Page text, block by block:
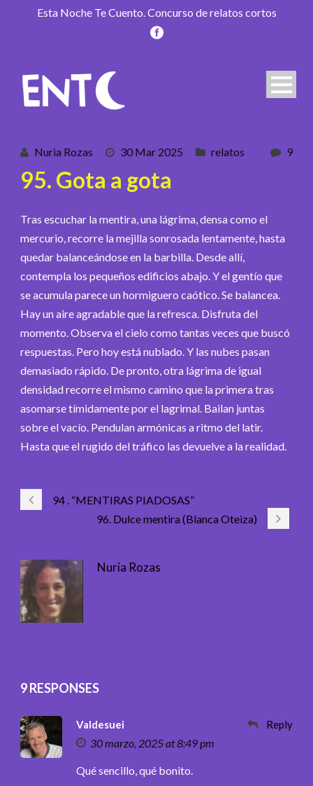
Esta Noche Te Cuento. Concurso de relatos cortos
Nuria Rozas 30 Mar 2025 relatos 9
95. Gota a gota
Tras escuchar la mentira, una lágrima, densa como el
mercurio, recorre la mejilla sonrosada lentamente, hasta
quedar balanceándose en la barbilla. Desde allí,
contempla los pequeños edificios abajo. Y el gentío que
se acumula parece un hormiguero caótico. Se balancea.
Hay un aire agradable que la refresca. Disfruta del
momento. Observa el cielo como tantas veces que buscó
respuestas. Pero hoy está nublado. Y las nubes pasan
demasiado rápido. De pronto, otra lágrima de igual
densidad recorre el mismo camino que la primera tras
asomarse tímidamente por el lagrimal. Bailan juntas
sobre el vacío. Pendulan armónicas a ritmo del latir.
Hasta que el rugido del tráfico las devuelve a la realidad.
94 . “MENTIRAS PIADOSAS”
96. Dulce mentira (Blanca Oteiza)
Nuria Rozas
9 RESPONSES
Valdesuei
30 marzo, 2025 at 8:49 pm
Reply
Qué sencillo, qué bonito.